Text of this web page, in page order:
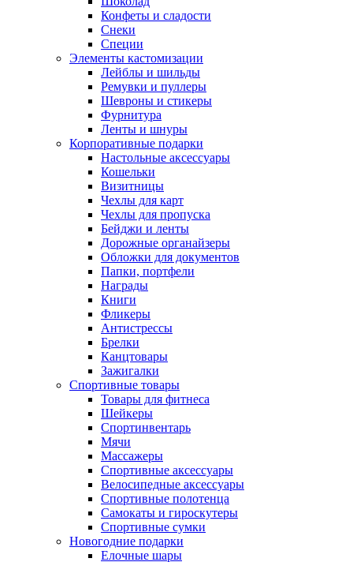
Конфеты и сладости
Снеки
Специи
Элементы кастомизации
Лейблы и шильды
Ремувки и пуллеры
Шевроны и стикеры
Фурнитура
Ленты и шнуры
Корпоративные подарки
Настольные аксессуары
Кошельки
Визитницы
Чехлы для карт
Чехлы для пропуска
Бейджи и ленты
Дорожные органайзеры
Обложки для документов
Папки, портфели
Награды
Книги
Фликеры
Антистрессы
Брелки
Канцтовары
Зажигалки
Спортивные товары
Товары для фитнеса
Шейкеры
Спортинвентарь
Мячи
Массажеры
Спортивные аксессуары
Велосипедные аксессуары
Спортивные полотенца
Самокаты и гироскутеры
Спортивные сумки
Новогодние подарки
Елочные шары